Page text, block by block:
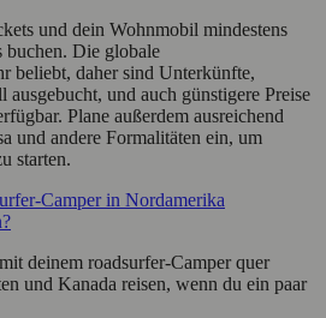
und dein Wohnmobil mindestens
buchen. Die globale
beliebt, daher sind Unterkünfte,
ausgebucht, und auch günstigere Preise
Plane außerdem ausreichend
und andere Formalitäten ein, um
starten.
Camper in Nordamerika
deinem roadsurfer-Camper quer
und Kanada reisen, wenn du ein paar